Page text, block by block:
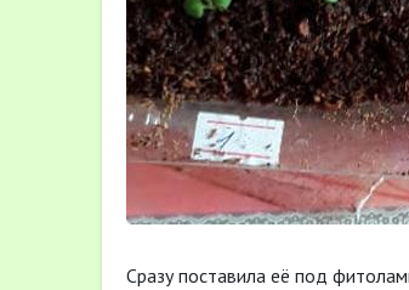
Сразу поставила её под